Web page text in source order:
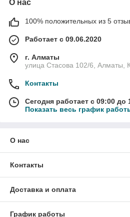
О нас
100% положительных из 5
Работает с 09.06.2020
г. Алматы
улица Стасова 102/6, Алматы,
Контакты
Сегодня работает с 09:00 до
Показать весь график
О нас
Контакты
Доставка и оплата
График работы